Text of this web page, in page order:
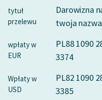
tytuł
przelewu
Darowizna
twoja
wpłaty w
EUR
PL88 1090
3374
Wpłaty w
USD
PL82 1090
3385